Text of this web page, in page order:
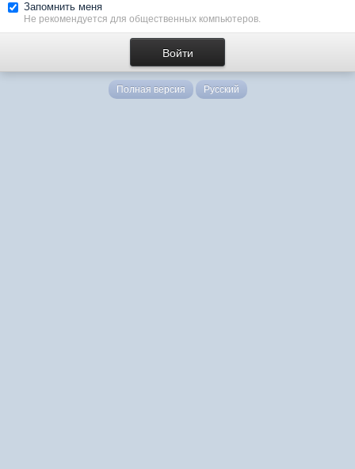
Запомнить меня
Не рекомендуется для общественных компьютеров.
Полная версия Русский